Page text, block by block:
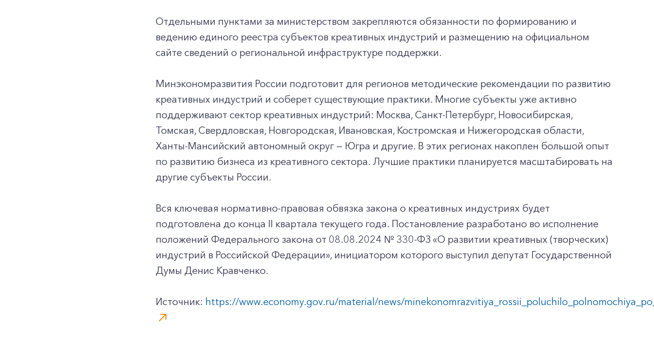
+7-800-700-24-57
Частным клиентам
Корпоративным клиентам
Отдельными пунктами за министерством закрепляются обязанности по формированию и
ведению единого реестра субъектов креативных индустрий и размещению на официальном
сайте сведений о региональной инфраструктуре поддержки.
Минэкономразвития России подготовит для регионов методические рекомендации по развитию
креативных индустрий и соберет существующие практики. Многие субъекты уже активно
поддерживают сектор креативных индустрий: Москва, Санкт-Петербург, Новосибирская,
Томская, Свердловская, Новгородская, Ивановская, Костромская и Нижегородская области,
Ханты-Мансийский автономный округ — Югра и другие. В этих регионах накоплен большой опыт
по развитию бизнеса из креативного сектора. Лучшие практики планируется масштабировать на
другие субъекты России.
Вся ключевая нормативно-правовая обвязка закона о креативных индустриях будет
подготовлена до конца II квартала текущего года. Постановление разработано во исполнение
положений Федерального закона от 08.08.2024 № 330-ФЗ «О развитии креативных (творческих)
индустрий в Российской Федерации», инициатором которого выступил депутат Государственной
Думы Денис Кравченко.
Источник: https://www.economy.gov.ru/material/news/